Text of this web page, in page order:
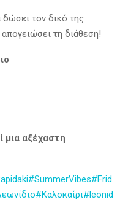
δώσει τον δικό της
τη διάθεση!
μια αξέχαστη
#SummerVibes#Frid
#Καλοκαίρι#leonid